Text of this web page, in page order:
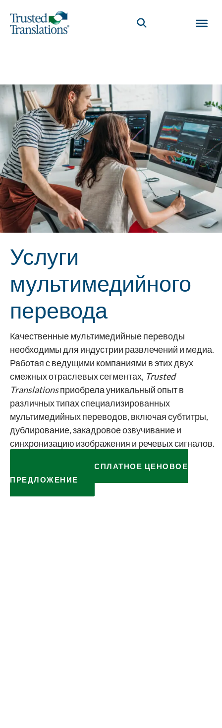
Услуги
мультимедийного
перевода
Качественные мультимедийные переводы
необходимы для индустрии развлечений и медиа.
Работая с ведущими компаниями в этих двух
смежных отраслевых сегментах, Trusted
Translationsприобрела уникальный опыт в
различных типах специализированных
мультимедийных переводов, включая субтитры,
дублирование, закадровое озвучивание и
синхронизацию изображения и речевых сигналов.
ЗАПРОСИТЬ БЕСПЛАТНОЕ ЦЕНОВОЕ
ПРЕДЛОЖЕНИЕ